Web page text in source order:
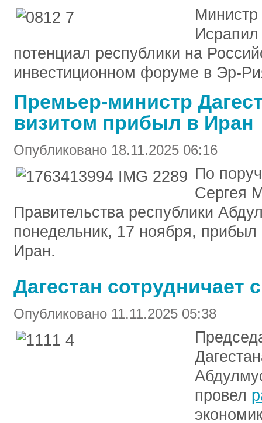
Министр
Исрапил
потенциал республики на
инвестиционном форуме в Эр-
Премьер-министр
визитом прибыл в Иран
Опубликовано 18.11.2025 06:16
По
Сергея
Правительства республики
понедельник, 17 ноября,
Иран.
Дагестан сотрудничает
Опубликовано 11.11.2025 05:38
провел